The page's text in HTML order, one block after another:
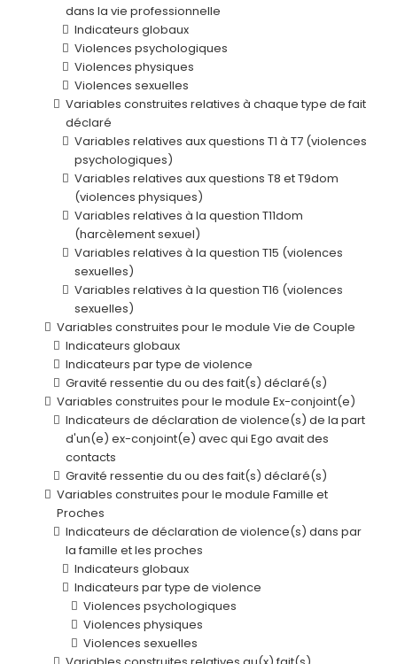
dans la vie professionnelle
Indicateurs globaux
Violences psychologiques
Violences physiques
Violences sexuelles
Variables construites relatives à chaque type de fait
déclaré
Variables relatives aux questions T1 à T7 (violences
psychologiques)
Variables relatives aux questions T8 et T9dom
(violences physiques)
Variables relatives à la question T11dom
(harcèlement sexuel)
Variables relatives à la question T15 (violences
sexuelles)
Variables relatives à la question T16 (violences
sexuelles)
Variables construites pour le module Vie de Couple
Indicateurs globaux
Indicateurs par type de violence
Gravité ressentie du ou des fait(s) déclaré(s)
Variables construites pour le module Ex-conjoint(e)
Indicateurs de déclaration de violence(s) de la part
d'un(e) ex-conjoint(e) avec qui Ego avait des
contacts
Gravité ressentie du ou des fait(s) déclaré(s)
Variables construites pour le module Famille et
Proches
Indicateurs de déclaration de violence(s) dans par
la famille et les proches
Indicateurs globaux
Indicateurs par type de violence
Violences psychologiques
Violences physiques
Violences sexuelles